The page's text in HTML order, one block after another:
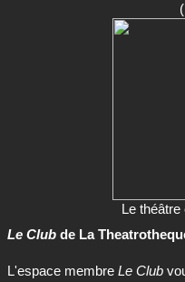
Le théâtre
Le Club de La
L'espace membre Le Club